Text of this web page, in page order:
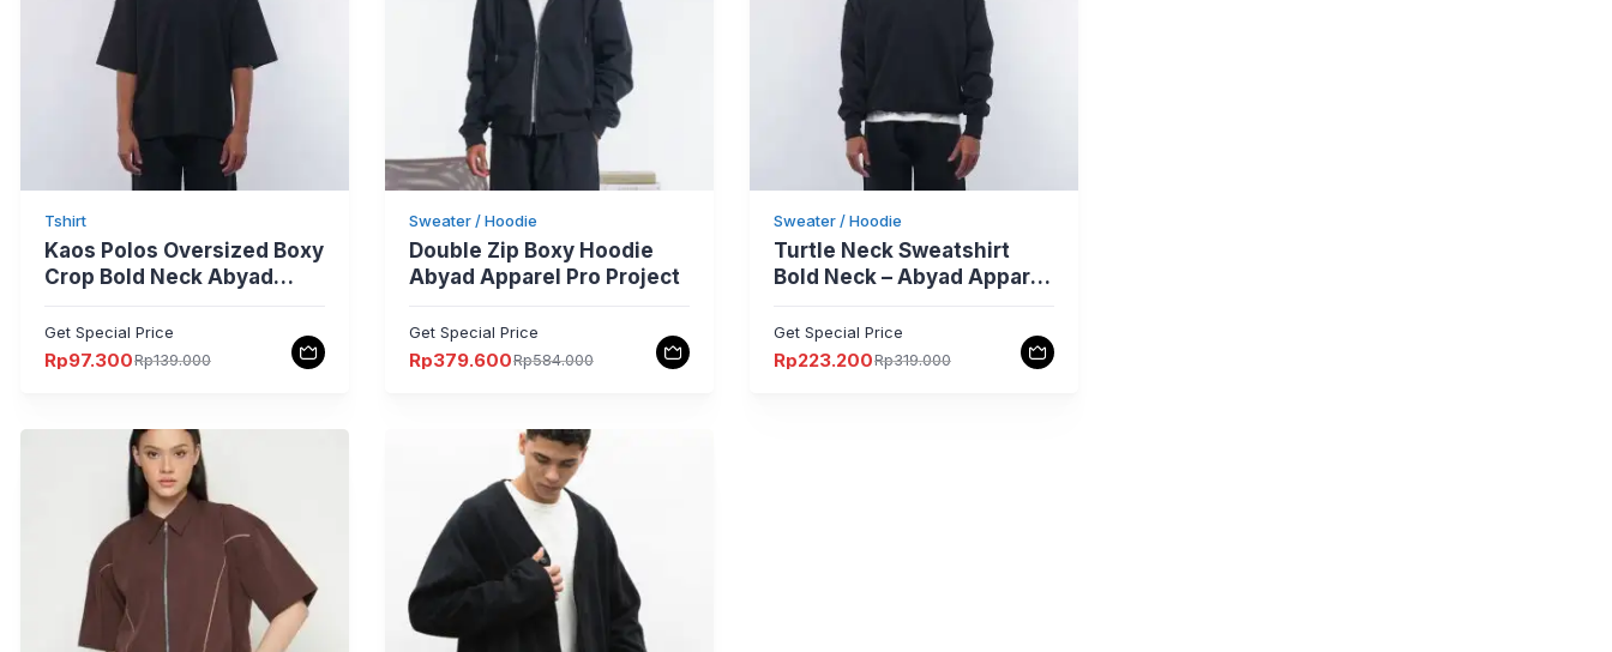
Tshirt
Kaos Polos Oversized Boxy
Crop Bold Neck Abyad
Get Special Price
Rp139.000
Harga
Rp97.300
Harga
Rp97.300.
Sweater / Hoodie
Double Zip Boxy Hoodie
Abyad Apparel Pro Project
Get Special Price
Rp584.000
Harga
Rp379.600
Harga
Sweater / Hoodie
Turtle Neck Sweatshirt
Bold Neck – Abyad Apparel
Get Special Price
Rp319.000
Harga
Rp223.200
Harga